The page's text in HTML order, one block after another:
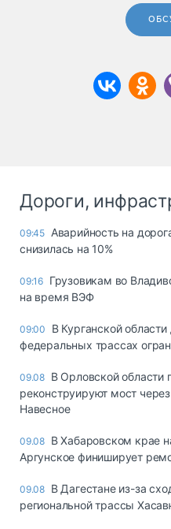
Дороги,
09:45 Аварийность на
снизилась на 10%
09:16 Грузовикам во
на время ВЭФ
09:00
В Курганской
федеральных трассах
09.08 В Орловской области
реконструируют мост
Навесное
09.08 В Хабаровском крае
Аргунское финиширует
09.08 В Дагестане из-за
региональной трассы